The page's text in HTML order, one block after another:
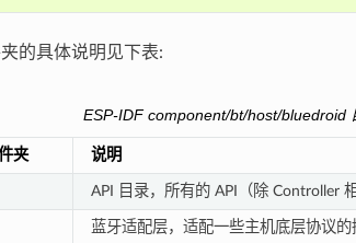
的具体说明见下表:
ESP-IDF component/bt/host/bluedroid
夹 说明
API 目录，所有的 API（除 Controller
蓝牙适配层，适配一些主机底层协议的